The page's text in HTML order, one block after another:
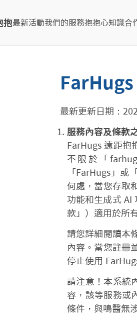
抱最新活動我們的服務抱抱心知識合
FarHugs
最新更新日期：
服務內容及條款
FarHugs 遠距抱
不限於「
「FarHugs」或
何處，當您存取
功能和生成式 AI
款」）適用於所
請您詳細閱讀本
內容。當您註冊
停止使用
請注意！本系統
容，該等服務或
條件，與鳴醫無